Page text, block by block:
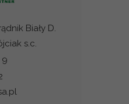
Biały D.
s.c.
9